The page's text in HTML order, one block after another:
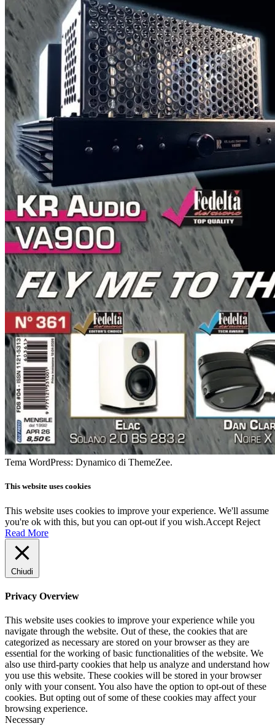
Tema WordPress: Dynamico di ThemeZee.
This website uses cookies
This website uses cookies to improve your experience. We'll assume
you're ok with this, but you can opt-out if you wish.Accept Reject
Read More
Chiudi
Privacy Overview
This website uses cookies to improve your experience while you
navigate through the website. Out of these, the cookies that are
categorized as necessary are stored on your browser as they are
essential for the working of basic functionalities of the website. We
also use third-party cookies that help us analyze and understand how
you use this website. These cookies will be stored in your browser
only with your consent. You also have the option to opt-out of these
cookies. But opting out of some of these cookies may affect your
browsing experience.
Necessary